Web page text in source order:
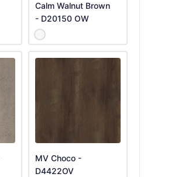
Calm Walnut Brown
- D20150 OW
MV Choco -
D4422OV